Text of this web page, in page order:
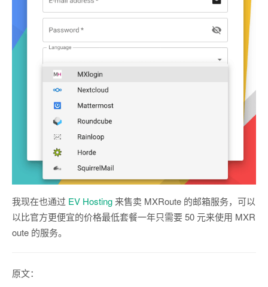
我现在也通过 EV Hosting来售卖 MXRoute 的邮箱服务，可以
以比官方更便宜的价格最低套餐一年只需要 50 元来使用 MXR
oute 的服务。
原文：